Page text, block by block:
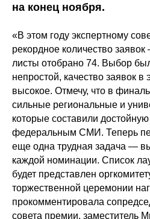
на конец ноября.
«В этом году экспертному
рекордное количество
листы отобрано 74. Выбор
непростой, качество заявок в
высокое. Отмечу, что в
сильные региональные и
которые составили
федеральным СМИ. Теперь
еще одна трудная задача ―
каждой номинации. Список
будет представлен
торжественной церемонии
прокомментировала
совета премии, заместитель